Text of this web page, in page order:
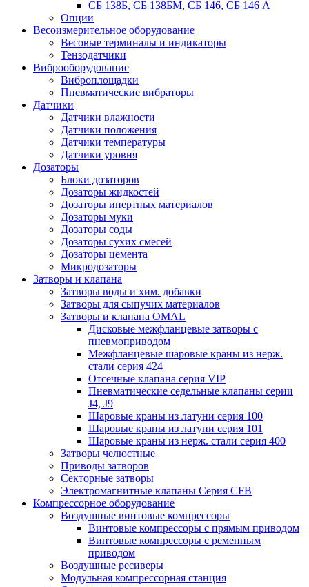
СБ 138Б, СБ 138БМ, СБ 146, СБ 146 А
Опции
Весоизмерительное оборудование
Весовые терминалы и индикаторы
Тензодатчики
Виброоборудование
Виброплощадки
Пневматические вибраторы
Датчики
Датчики влажности
Датчики положения
Датчики температуры
Датчики уровня
Дозаторы
Блоки дозаторов
Дозаторы жидкостей
Дозаторы инертных материалов
Дозаторы муки
Дозаторы соды
Дозаторы сухих смесей
Дозаторы цемента
Микродозаторы
Затворы и клапана
Затворы воды и хим. добавки
Затворы для сыпучих материалов
Затворы и клапана OMAL
Дисковые межфланцевые затворы c
пневмоприводом
Межфланцевые шаровые краны из нерж.
стали серия 424
Отсечные клапана серия VIP
Пневматические седельные клапаны серии
J4, J9
Шаровые краны из латуни серия 100
Шаровые краны из латуни серия 101
Шаровые краны из нерж. стали серия 400
Затворы челюстные
Приводы затворов
Секторные затворы
Электромагнитные клапаны Серия CFB
Компрессорное оборудование
Воздушные винтовые компрессоры
Винтовые компрессоры с прямым приводом
Винтовые компрессоры с ременным
приводом
Воздушные ресиверы
Модульная компрессорная станция